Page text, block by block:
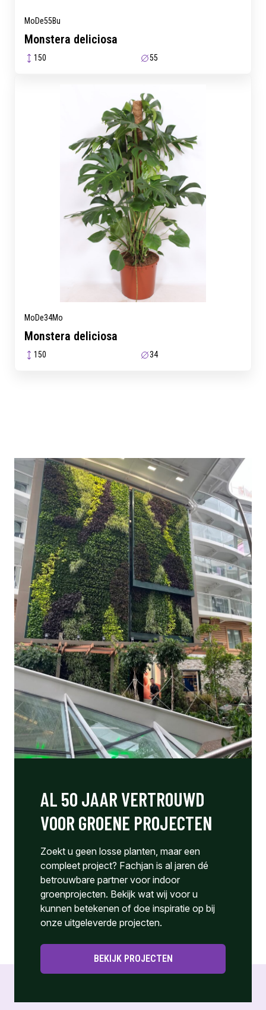
MoDe55Bu
Monstera deliciosa
150 55
MoDe34Mo
Monstera deliciosa
150 34
AL 50 JAAR VERTROUWD
VOOR GROENE PROJECTEN
Zoekt u geen losse planten, maar een
compleet project? Fachjan is al jaren dé
betrouwbare partner voor indoor
groenprojecten. Bekijk wat wij voor u
kunnen betekenen of doe inspiratie op bij
onze uitgeleverde projecten.
BEKIJK PROJECTEN